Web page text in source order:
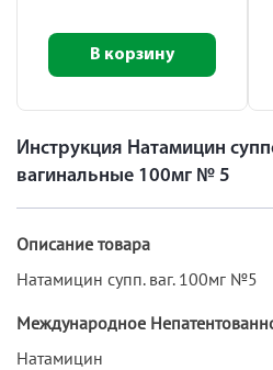
В корзину
Инструкция Натамицин
вагинальные 100мг № 5
Описание товара
Натамицин супп. ваг. 100мг №5
Международное
Натамицин